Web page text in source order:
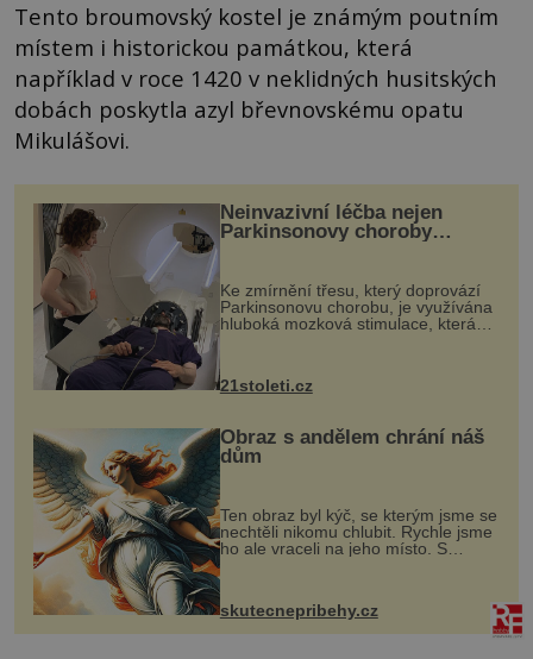
Tento broumovský kostel je známým poutním
místem i historickou památkou, která
například v roce 1420 v neklidných husitských
dobách poskytla azyl břevnovskému opatu
Mikulášovi.
Neinvazivní léčba nejen
Parkinsonovy choroby
Ke zmírnění třesu, který doprovází
Parkinsonovu chorobu, je využívána
hluboká mozková stimulace, která
však vyžaduje vysoce invazivní
zákrok. Ultrazvuk zase není vhodný
k dostatečně přesnému zacílení ...
21stoleti.cz
Obraz s andělem chrání náš
dům
Ten obraz byl kýč, se kterým jsme se
nechtěli nikomu chlubit. Rychle jsme
ho ale vraceli na jeho místo. S
manželem Vaškem jsme si pořídili
chaloupku, takový domek na severu
Čech, kde jsme si naplánova...
skutecnepribehy.cz